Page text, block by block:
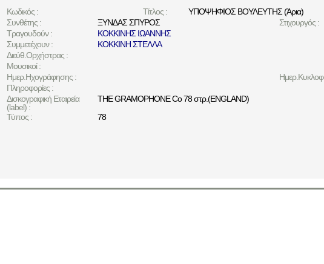
Κωδικός : Τίτλος :
ΥΠΟΨΗΦΙΟΣ ΒΟΥΛΕΥΤΗΣ (Άρια)
Συνθέτης :
ΞΥΝΔΑΣ ΣΠΥΡΟΣ Στιχουργός :
Τραγουδούν :
ΚΟΚΚΙΝΗΣ ΙΩΑΝΝΗΣ
Συμμετέχουν :
ΚΟΚΚΙΝΗ ΣΤΕΛΛΑ
Διεύθ.Ορχήστρας :
Μουσικοί :
Ημερ.Ηχογράφησης :
Πληροφορίες :
Δισκογραφική Εταιρεία
(label) :
THE GRAMOPHONE Co 78 στρ.(ENGLAND)
Τύπος :
78